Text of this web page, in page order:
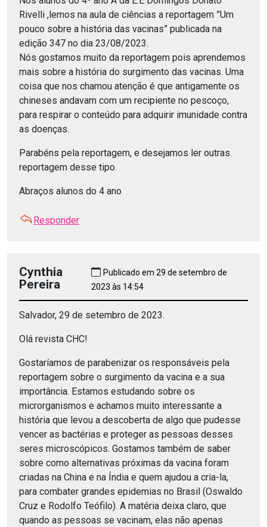
Rivelli ,lemos na aula de ciências a reportagem ”Um
pouco sobre a história das vacinas” publicada na
edição 347 no dia 23/08/2023.
Nós gostamos muito da reportagem pois aprendemos
mais sobre a história do surgimento das vacinas. Uma
coisa que nos chamou atenção é que antigamente os
chineses andavam com um recipiente no pescoço,
para respirar o conteúdo para adquirir imunidade contra
as doenças.
Parabéns pela reportagem, e desejamos ler outras
reportagem desse tipo.
Abraços alunos do 4 ano
Responder
Cynthia
Pereira
Publicado em 29 de setembro de
2023 às 14:54
Salvador, 29 de setembro de 2023.
Olá revista CHC!
Gostaríamos de parabenizar os responsáveis pela
reportagem sobre o surgimento da vacina e a sua
importância. Estamos estudando sobre os
microrganismos e achamos muito interessante a
história que levou a descoberta de algo que pudesse
vencer as bactérias e proteger as pessoas desses
seres microscópicos. Gostamos também de saber
sobre como alternativas próximas da vacina foram
criadas na China e na Índia e quem ajudou a cria-la,
para combater grandes epidemias no Brasil (Oswaldo
Cruz e Rodolfo Teófilo). A matéria deixa claro, que
quando as pessoas se vacinam, elas não apenas